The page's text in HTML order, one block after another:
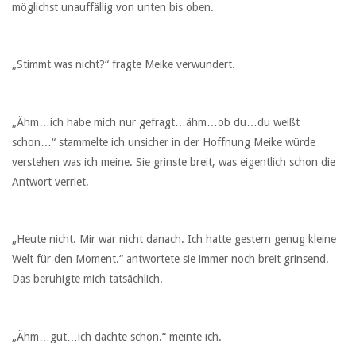
möglichst unauffällig von unten bis oben.
„Stimmt was nicht?“ fragte Meike verwundert.
„Ähm…ich habe mich nur gefragt…ähm…ob du…du weißt
schon…“ stammelte ich unsicher in der Hoffnung Meike würde
verstehen was ich meine. Sie grinste breit, was eigentlich schon die
Antwort verriet.
„Heute nicht. Mir war nicht danach. Ich hatte gestern genug kleine
Welt für den Moment.“ antwortete sie immer noch breit grinsend.
Das beruhigte mich tatsächlich.
„Ähm…gut…ich dachte schon.“ meinte ich.